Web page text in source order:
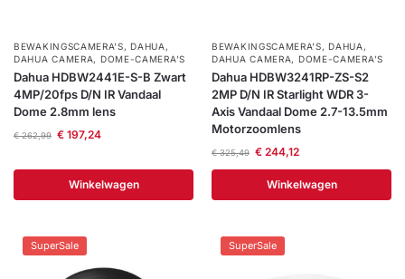
BEWAKINGSCAMERA'S, DAHUA,
DAHUA CAMERA, DOME-CAMERA’S
Dahua HDBW2441E-S-B Zwart
4MP/20fps D/N IR Vandaal
Dome 2.8mm lens
€262,99 €197,24
Winkelwagen
BEWAKINGSCAMERA'S, DAHUA,
DAHUA CAMERA, DOME-CAMERA’S
Dahua HDBW3241RP-ZS-S2
2MP D/N IR Starlight WDR 3-
Axis Vandaal Dome 2.7-13.5mm
Motorzoomlens
€325,49 €244,12
Winkelwagen
SuperSale SuperSale